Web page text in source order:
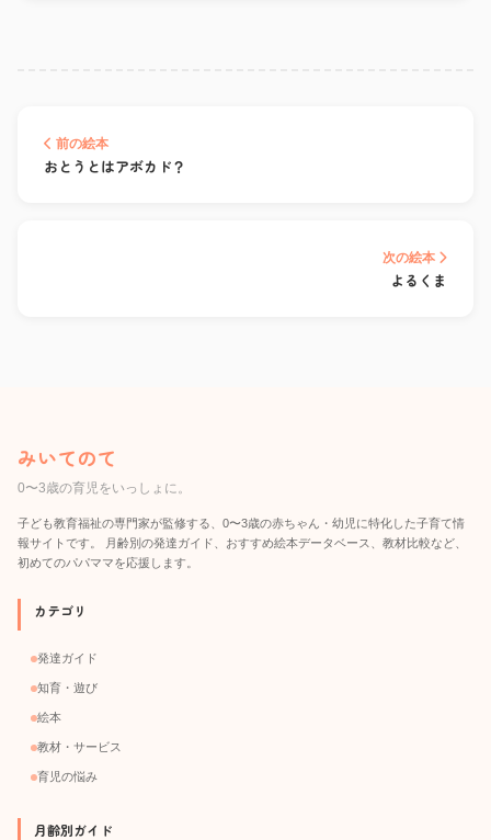
前の絵本
おとうとはアボカド？
次の絵本
よるくま
みいてのて
0〜3歳の育児をいっしょに。
子ども教育福祉の専門家が監修する、0〜3歳の赤ちゃん・幼児に特化した子育て情
報サイトです。 月齢別の発達ガイド、おすすめ絵本データベース、教材比較など、
初めてのパパママを応援します。
カテゴリ
発達ガイド
知育・遊び
絵本
教材・サービス
育児の悩み
月齢別ガイド